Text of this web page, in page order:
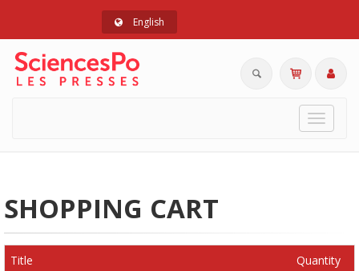
English
Toggle
SHOPPING CART
Title Quantity